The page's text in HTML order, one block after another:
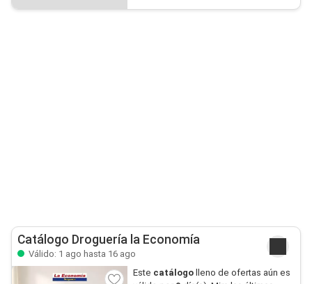
Catálogo Droguería la Economía
Válido: 1 ago hasta 16 ago
Este catálogolleno de ofertas aún es